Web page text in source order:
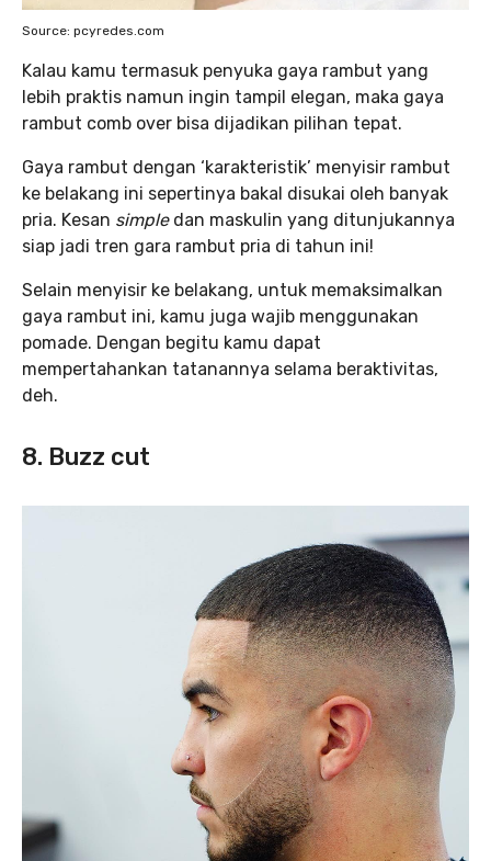
Source: pcyredes.com
Kalau kamu termasuk penyuka gaya rambut yang
lebih praktis namun ingin tampil elegan, maka gaya
rambut comb over bisa dijadikan pilihan tepat.
Gaya rambut dengan ‘karakteristik’ menyisir rambut
ke belakang ini sepertinya bakal disukai oleh banyak
pria. Kesan simple dan maskulin yang ditunjukannya
siap jadi tren gara rambut pria di tahun ini!
Selain menyisir ke belakang, untuk memaksimalkan
gaya rambut ini, kamu juga wajib menggunakan
pomade. Dengan begitu kamu dapat
mempertahankan tatanannya selama beraktivitas,
deh.
8. Buzz cut